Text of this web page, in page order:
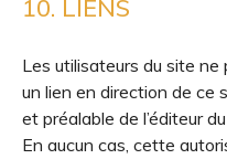
10. LIENS
Les utilisateurs du site
un lien en direction de ce
et préalable de l’éditeur
En aucun cas, cette